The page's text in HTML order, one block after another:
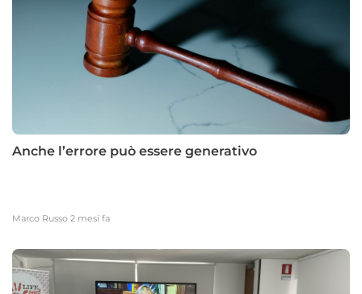
Anche l’errore può essere generativo
Marco Russo 2 mesi fa